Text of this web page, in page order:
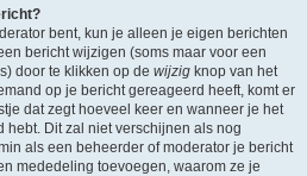
bent, kun je alleen je eigen berichten
bericht wijzigen (soms maar voor een
door te klikken op de wijzig knop van het
op je bericht gereageerd heeft, komt er
dat zegt hoeveel keer en wanneer je het
hebt. Dit zal niet verschijnen als nog
als een beheerder of moderator je bericht
mededeling toevoegen, waarom ze je